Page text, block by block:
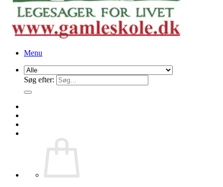
Menu
Søg efter: